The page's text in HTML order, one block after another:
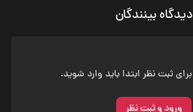
دیدگاه بینندگان
برای ثبت نظر ابتدا باید وارد شوید.
ورود و ثبت نظر